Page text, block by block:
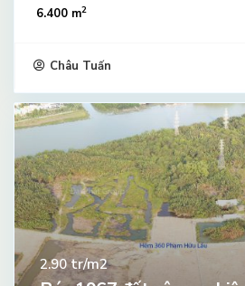
6.400 m2
Châu Tuấn
2.90tr/m2